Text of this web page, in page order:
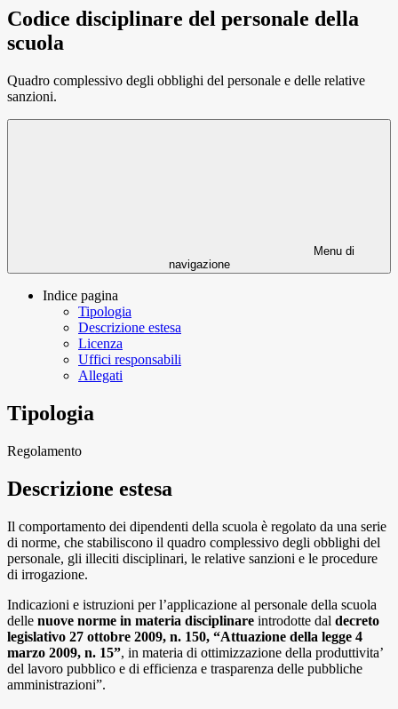
Codice disciplinare del personale della
scuola
Quadro complessivo degli obblighi del personale e delle relative
sanzioni.
Menu di
navigazione
Indice pagina
Tipologia
Descrizione estesa
Licenza
Uffici responsabili
Allegati
Tipologia
Regolamento
Descrizione estesa
Il comportamento dei dipendenti della scuola è regolato da una serie
di norme, che stabiliscono il quadro complessivo degli obblighi del
personale, gli illeciti disciplinari, le relative sanzioni e le procedure
di irrogazione.
Indicazioni e istruzioni per l’applicazione al personale della scuola
delle nuove norme in materia disciplinare introdotte dal decreto
legislativo 27 ottobre 2009, n. 150, “Attuazione della legge 4
marzo 2009, n. 15”, in materia di ottimizzazione della produttivita’
del lavoro pubblico e di efficienza e trasparenza delle pubbliche
amministrazioni”.